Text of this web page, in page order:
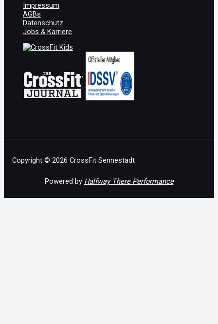
Impressum
AGBs
Datenschutz
Jobs & Karriere
Copyright © 2026 CrossFit Sennestadt
Powered by Halfway There Performance